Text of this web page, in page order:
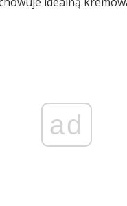
ad